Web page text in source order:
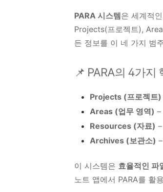
PARA 시스템은 세계적
Projects(프로젝트),
든 정보를 이 네 가지 범
📌 PARA의 4가지
Projects (프로젝트)
Areas (업무 영역)
Resources (자료)
Archives (보관소)
이 시스템은 효율적인 파
노트 앱에서 PARA를 활